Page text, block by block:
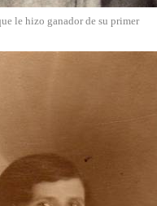
le hizo ganador de su primer